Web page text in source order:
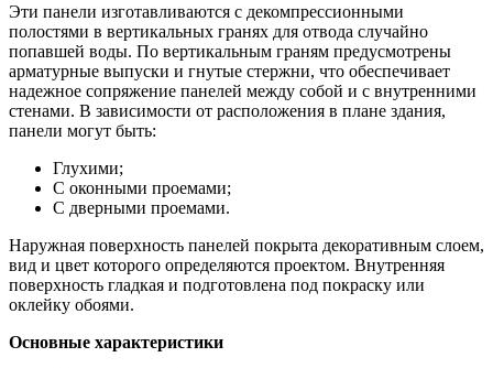
Эти панели изготавливаются с декомпрессионными
полостями в вертикальных гранях для отвода случайно
попавшей воды. По вертикальным граням предусмотрены
арматурные выпуски и гнутые стержни, что обеспечивает
надежное сопряжение панелей между собой и с внутренними
стенами. В зависимости от расположения в плане здания,
панели могут быть:
Глухими;
С оконными проемами;
С дверными проемами.
Наружная поверхность панелей покрыта декоративным слоем,
вид и цвет которого определяются проектом. Внутренняя
поверхность гладкая и подготовлена под покраску или
оклейку обоями.
Основные характеристики